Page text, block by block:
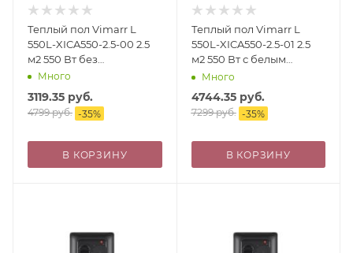
Теплый пол Vimarr L
550L-XICA550-2.5-00 2.5
м2 550 Вт без
терморегулятора
Много
3119.35 руб.
4799руб. -35%
В КОРЗИНУ
Теплый пол Vimarr L
550L-XICA550-2.5-01 2.5
м2 550 Вт с белым
механическим
терморегулятором
Много
4744.35руб.
7299руб. -35%
В КОРЗИНУ